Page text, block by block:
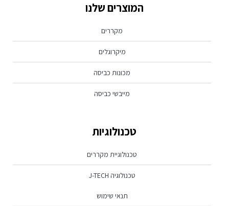
המוצרים שלנו
מקררים
מיקרוגלים
מכונות כביסה
מייבשי כביסה
טכנולוגיות
טכנולוגיית מקררים
טכנולוגיה J-TECH
תנאי שימוש